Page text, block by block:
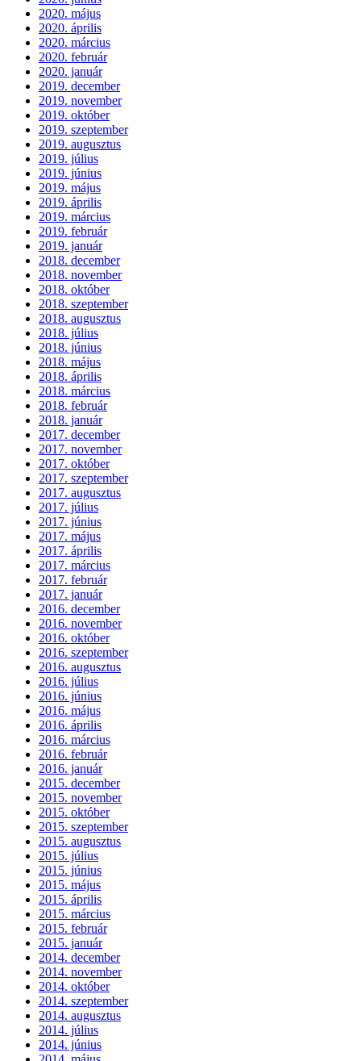
2020. május
2020. április
2020. március
2020. február
2020. január
2019. december
2019. november
2019. október
2019. szeptember
2019. augusztus
2019. július
2019. június
2019. május
2019. április
2019. március
2019. február
2019. január
2018. december
2018. november
2018. október
2018. szeptember
2018. augusztus
2018. július
2018. június
2018. május
2018. április
2018. március
2018. február
2018. január
2017. december
2017. november
2017. október
2017. szeptember
2017. augusztus
2017. július
2017. június
2017. május
2017. április
2017. március
2017. február
2017. január
2016. december
2016. november
2016. október
2016. szeptember
2016. augusztus
2016. július
2016. június
2016. május
2016. április
2016. március
2016. február
2016. január
2015. december
2015. november
2015. október
2015. szeptember
2015. augusztus
2015. július
2015. június
2015. május
2015. április
2015. március
2015. február
2015. január
2014. december
2014. november
2014. október
2014. szeptember
2014. augusztus
2014. július
2014. június